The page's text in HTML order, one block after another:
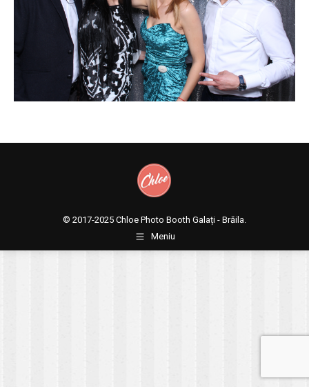
© 2017-2025 Chloe Photo Booth Galați - Brăila.
Meniu